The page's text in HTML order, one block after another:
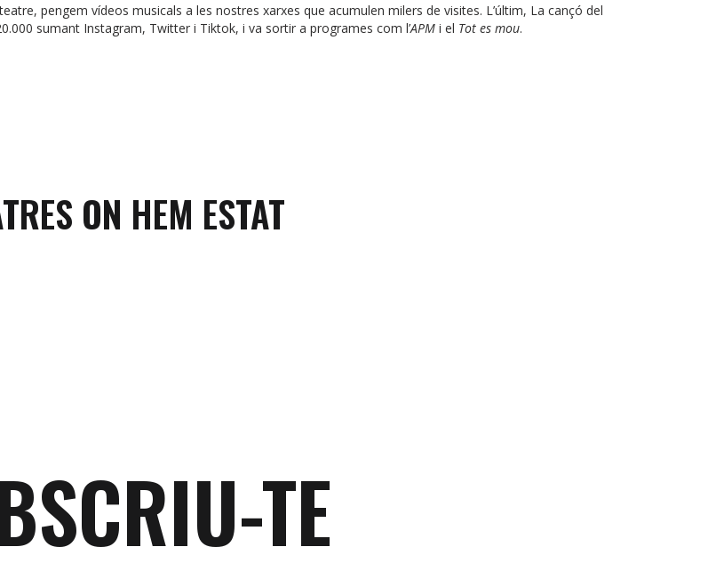
pengem vídeos musicals a les nostres xarxes que acumulen milers de visites. L’últim, La cançó del
sumant Instagram, Twitter i Tiktok, i va sortir a programes com l’APM i el Tot es mou.
ON HEM ESTAT
TE